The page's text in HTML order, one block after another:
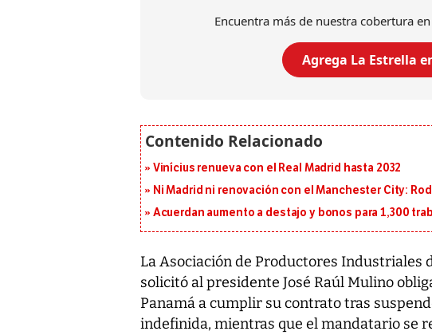
Encuentra más de nuestra cobertura
Agrega La Estrella
Vinícius renueva con el Real Madrid hasta 2032
Ni Madrid ni renovación con el Manchester City:
Acuerdan aumento a destajo y bonos para 1,300
La Asociación de Productores Industriales
solicitó al presidente José Raúl Mulino
Panamá a cumplir su contrato tras
indefinida, mientras que el mandatario se